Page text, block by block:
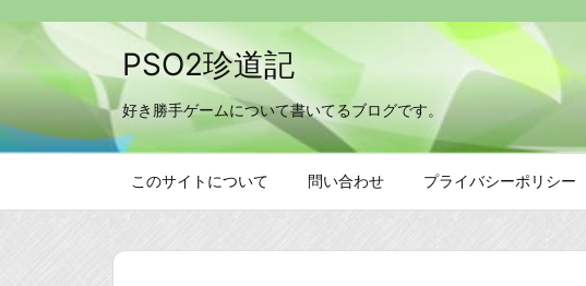
PSO2珍道記
好き勝手ゲームについて書いてるブログです。
このサイトについて 問い合わせ プライバシーポリシー